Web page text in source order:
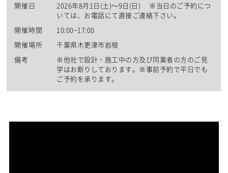
開催日
2026年8月1日(土)～9日(日) ※当日のご予約につ
いては、お電話にて直接ご連絡下さい。
開催時間
10:00~17:00
開催場所
千葉県木更津市岩根
備考
※他社で設計・施工中の方及び同業者の方のご見
学はお断りしております。※事前予約で平日でも
ご予約を承ります。